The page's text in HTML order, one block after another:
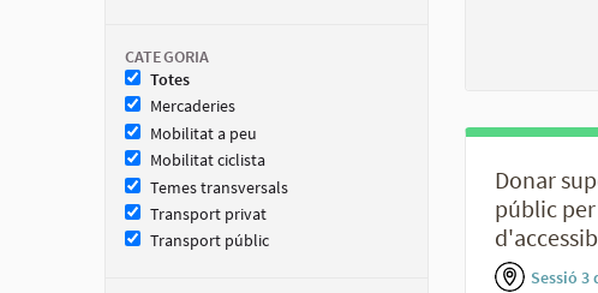
CATEGORIA
Totes
Mercaderies
Mobilitat a peu
Mobilitat ciclista
Temes transversals
Transport privat
Transport públic
Donar
públic
Sessió